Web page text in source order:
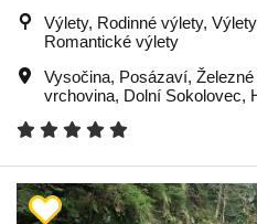
Výlety, Rodinné výlety,
Romantické výlety
Vysočina, Posázaví, Železné
vrchovina, Dolní Sokolovec,